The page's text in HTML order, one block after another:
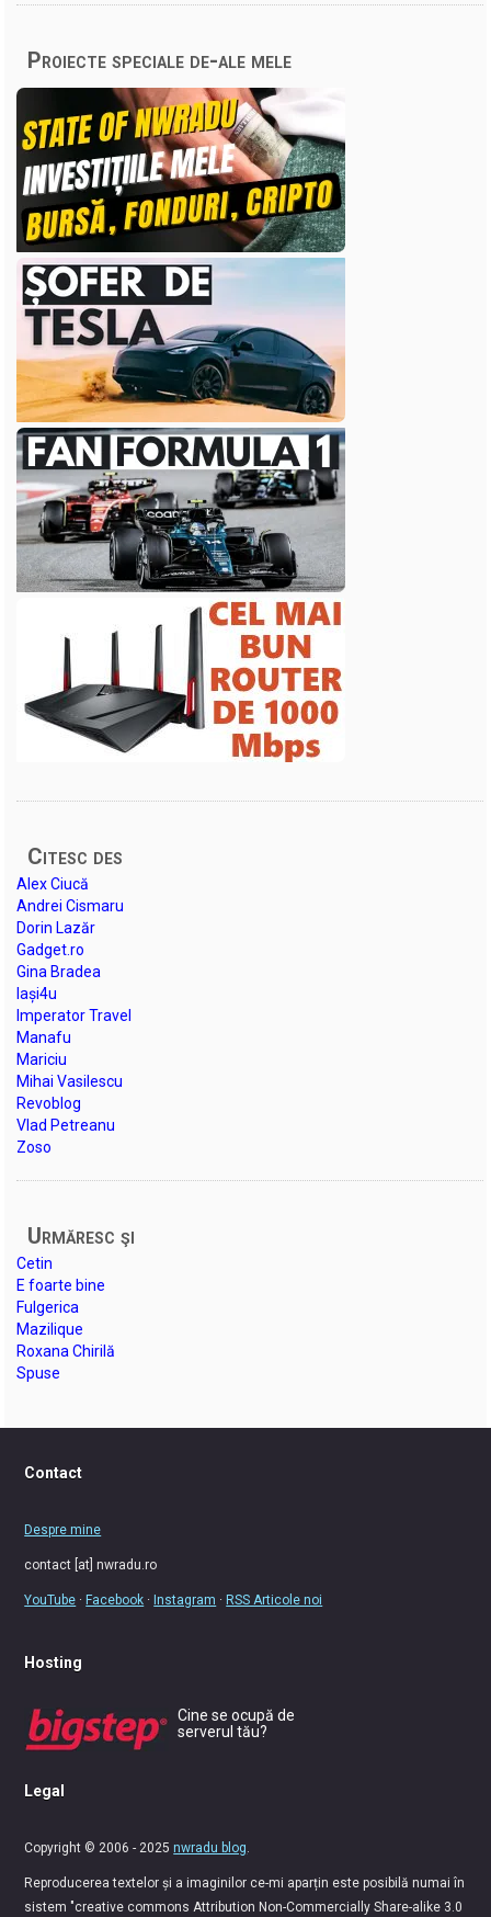
Proiecte speciale de-ale mele
Citesc des
Alex Ciucă
Andrei Cismaru
Dorin Lazăr
Gadget.ro
Gina Bradea
Iași4u
Imperator Travel
Manafu
Mariciu
Mihai Vasilescu
Revoblog
Vlad Petreanu
Zoso
Urmăresc şi
Cetin
E foarte bine
Fulgerica
Mazilique
Roxana Chirilă
Spuse
Contact
Despre mine
contact [at] nwradu.ro
YouTube ·Facebook ·Instagram ·RSS Articole noi
Hosting
Cine se ocupă de
serverul tău?
Legal
Copyright © 2006 - 2025nwradu blog
Reproducerea textelor și a imaginilor ce-mi aparțin este posibilă numai în
sistem "creative commons Attribution Non-Commercially Share-alike 3.0